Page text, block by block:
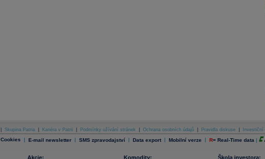
Skupina Patria Kariéra v Patrii Podmínky užívání stránek Ochrana osobních údajů Pravidla diskuse Investiční
Cookies | E-mail newsletter | SMS zpravodajství | Data export | Mobilní verze | R= Real-Time data |
Akcie: Komodity: Škola investora: